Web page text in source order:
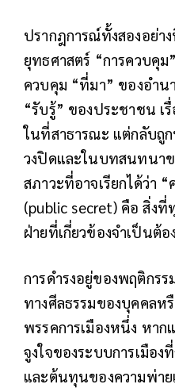
ปรากฎการณ์ทั้งสองอย่า
ยุทธศาสตร์ “การควบคุ
ควบคุม “ที่มา” ของอำน
“รับรู้” ของประชาชน เ
ในที่สาธารณะ แต่กลับถูก
วงปิดและในบทสนทนาข
สภาวะที่อาจเรียกได้ว่า
(public secret) คือ สิ่งที่
ฝ่ายที่เกี่ยวข้องจำเป็นต้อ
การดำรงอยู่ของพฤติกร
ทางศีลธรรมของบุคคลห
พรรคการเมืองหนึ่ง หาก
จูงใจของระบบการเมือ
และต้นทุนของความพ่า